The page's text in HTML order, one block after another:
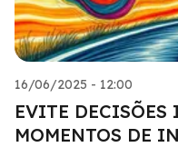
16/06/2025 - 12:00
EVITE DECISÕES
MOMENTOS DE